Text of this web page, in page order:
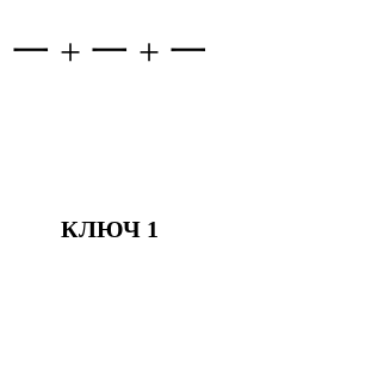
一 + 一 + 一
КЛЮЧ 1